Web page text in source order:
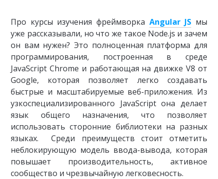
Про курсы изучения фреймворка Angular JS мы
уже рассказывали, но что же такое Node.js и зачем
он вам нужен? Это полноценная платформа для
программирования, построенная в среде
JavaScript Chrome и работающая на движке V8 от
Google, которая позволяет легко создавать
быстрые и масштабируемые веб-приложения. Из
узкоспециализированного JavaScript она делает
язык общего назначения, что позволяет
использовать сторонние библиотеки на разных
языках. Среди преимуществ стоит отметить
неблокирующую модель ввода-вывода, которая
повышает производительность, активное
сообщество и чрезвычайную легковесность.